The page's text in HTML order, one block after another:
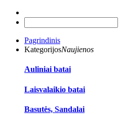
Pagrindinis
KategorijosNaujienos
Auliniai batai
Laisvalaikio batai
Basutės, Sandalai